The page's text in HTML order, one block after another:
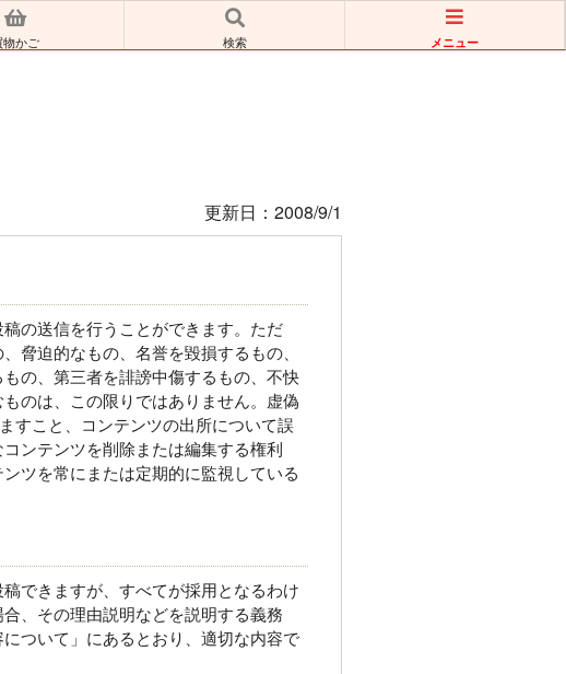
物かご 検索 メニュー
更新日：2008/9/1
の送信を行うことができます。ただ
脅迫的なもの、名誉を毀損するもの、
の、第三者を誹謗中傷するもの、不快
のは、この限りではありません。虚偽
すこと、コンテンツの出所について誤
ンテンツを削除または編集する権利
ツを常にまたは定期的に監視している
できますが、すべてが採用となるわけ
、その理由説明などを説明する義務
ついて」にあるとおり、適切な内容で